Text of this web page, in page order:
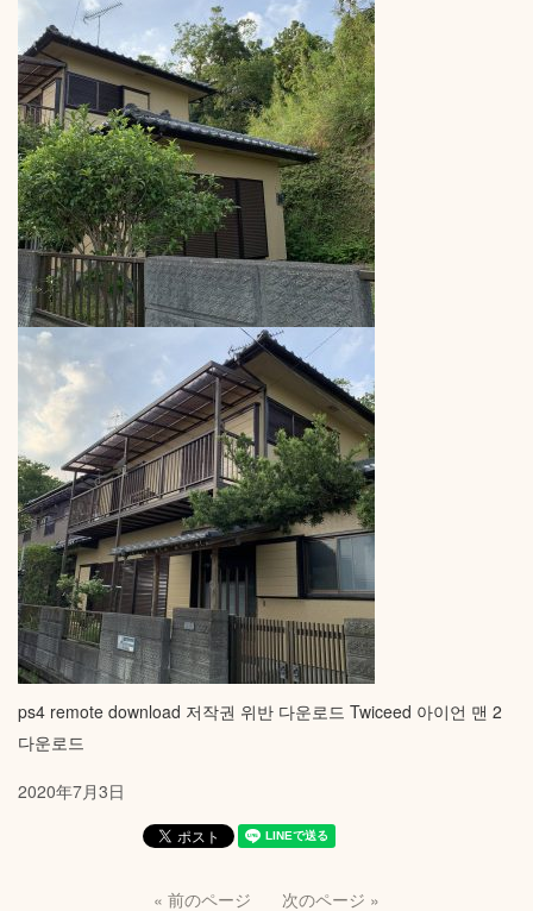
ps4 remote download 저작권 위반 다운로드 Twiceed 아이언 맨 2
다운로드
2020年7月3日
« 前のページ 次のページ »